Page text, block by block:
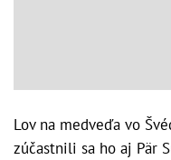
Lov na medveďa vo
zúčastnili sa ho aj Pär